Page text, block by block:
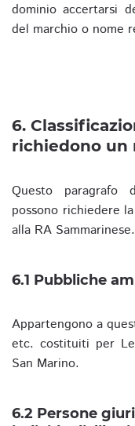
dominio accertarsi
del marchio o nome
6.
richiedono un
Questo
possono richiedere
alla RA Sammarinese.
6.1 Pubbliche
Appartengono a
etc. costituiti per
San Marino.
6.2 Persone